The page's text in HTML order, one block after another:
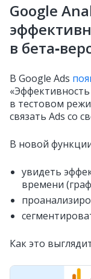
Google
в
В Google Ads
в тестовом
связать Ads со
В новой
увидеть
времени
Как это